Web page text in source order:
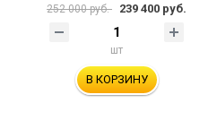
252 000 руб. 239 400 руб.
шт
В КОРЗИНУ